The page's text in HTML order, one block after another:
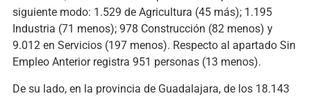
siguiente modo: 1.529 de Agricultura (45 más); 1.195
Industria (71 menos); 978 Construcción (82 menos) y
9.012 en Servicios (197 menos). Respecto al apartado Sin
Empleo Anterior registra 951 personas (13 menos).
De su lado, en la provincia de Guadalajara, de los 18.143